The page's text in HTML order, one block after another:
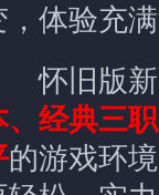
，体验充
旧版新
、经典三
的游戏环